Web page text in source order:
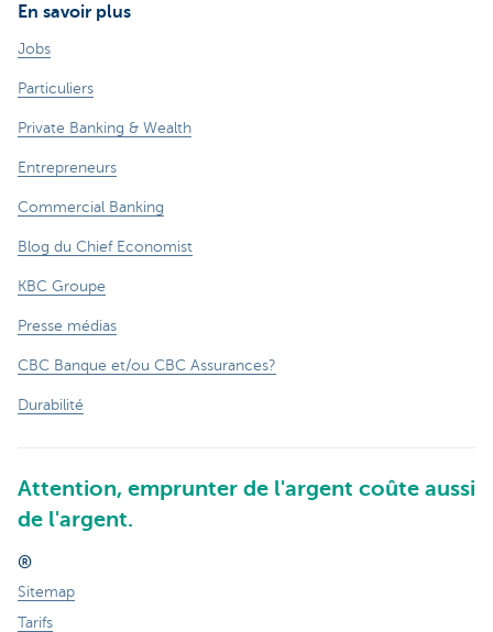
En savoir plus
Jobs
Particuliers
Private Banking & Wealth
Entrepreneurs
Commercial Banking
Blog du Chief Economist
KBC Groupe
Presse médias
CBC Banque et/ou CBC Assurances?
Durabilité
Attention, emprunter de l'argent coûte aussi
de l'argent.
®
Sitemap
Tarifs